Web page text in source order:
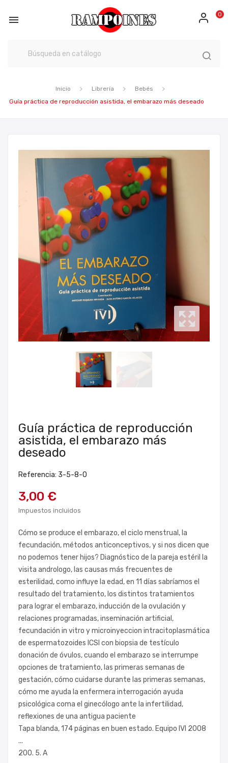
 0
Inicio Librería
Bebés
Guía práctica de reproducción asistida, el embarazo más deseado
Guía práctica de reproducción
asistida, el embarazo más
deseado
Referencia: 3-5-8-0
3,00 €
Impuestos incluidos
Cómo se produce el embarazo, el ciclo menstrual, la
fecundación, métodos anticonceptivos, y si nos dicen que
no podemos tener hijos? Diagnóstico de la pareja estéril la
visita andrologo, las causas más frecuentes de
esterilidad, como influye la edad, en 11 días sabríamos el
resultado del tratamiento, los distintos tratamientos
para lograr el embarazo, inducción de la ovulación y
relaciones programadas, inseminación artificial,
fecundación in vitro y microinyeccion intracitoplasmática
de espermatozoides ICSI con biopsia de testículo
donación de óvulos, cuando el embarazo se interrumpe
opciones de tratamiento, las primeras semanas de
gestación, cómo cuidarse durante las primeras semanas,
cómo me ayuda la enfermera interrogación ayuda
psicológica coma el ginecólogo ante la infertilidad,
reflexiones de una antigua paciente
Tapa blanda, 174 páginas en buen estado. Equipo IVI 2008
...
200. 5. A